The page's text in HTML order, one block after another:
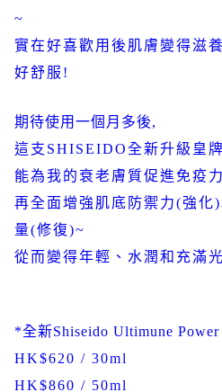
~
實在好喜歡用後肌膚變得滋
好舒服 !
期待使用一個月多後,
這支 SHISEIDO全新升級皇
能為我的衰老膚質促進免疫
再全面增強肌底防禦力(強化)
量(修復)~
從而變得年輕、水潤和充滿
*全新Shiseido Ultimune
HK$620 / 30ml
HK$860 / 50ml